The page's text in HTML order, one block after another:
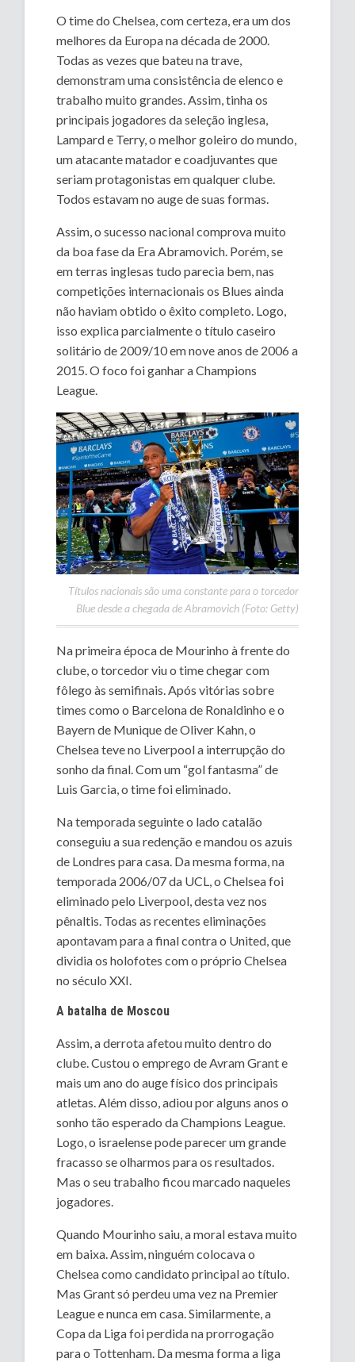
O time do Chelsea, com certeza, era um dos
melhores da Europa na década de 2000.
Todas as vezes que bateu na trave,
demonstram uma consistência de elenco e
trabalho muito grandes. Assim, tinha os
principais jogadores da seleção inglesa,
Lampard e Terry, o melhor goleiro do mundo,
um atacante matador e coadjuvantes que
seriam protagonistas em qualquer clube.
Todos estavam no auge de suas formas.
Assim, o sucesso nacional comprova muito
da boa fase da Era Abramovich. Porém, se
em terras inglesas tudo parecia bem, nas
competições internacionais os Blues ainda
não haviam obtido o êxito completo. Logo,
isso explica parcialmente o título caseiro
solitário de 2009/10 em nove anos de 2006 a
2015. O foco foi ganhar a Champions
League.
Títulos nacionais são uma constante para o torcedor
Blue desde a chegada de Abramovich (Foto: Getty)
Na primeira época de Mourinho à frente do
clube, o torcedor viu o time chegar com
fôlego às semifinais. Após vitórias sobre
times como o Barcelona de Ronaldinho e o
Bayern de Munique de Oliver Kahn, o
Chelsea teve no Liverpool a interrupção do
sonho da final. Com um “gol fantasma” de
Luis Garcia, o time foi eliminado.
Na temporada seguinte o lado catalão
conseguiu a sua redenção e mandou os azuis
de Londres para casa. Da mesma forma, na
temporada 2006/07 da UCL, o Chelsea foi
eliminado pelo Liverpool, desta vez nos
pênaltis. Todas as recentes eliminações
apontavam para a final contra o United, que
dividia os holofotes com o próprio Chelsea
no século XXI.
A batalha de Moscou
Assim, a derrota afetou muito dentro do
clube. Custou o emprego de Avram Grant e
mais um ano do auge físico dos principais
atletas. Além disso, adiou por alguns anos o
sonho tão esperado da Champions League.
Logo, o israelense pode parecer um grande
fracasso se olharmos para os resultados.
Mas o seu trabalho ficou marcado naqueles
jogadores.
Quando Mourinho saiu, a moral estava muito
em baixa. Assim, ninguém colocava o
Chelsea como candidato principal ao título.
Mas Grant só perdeu uma vez na Premier
League e nunca em casa. Similarmente, a
Copa da Liga foi perdida na prorrogação
para o Tottenham. Da mesma forma a liga